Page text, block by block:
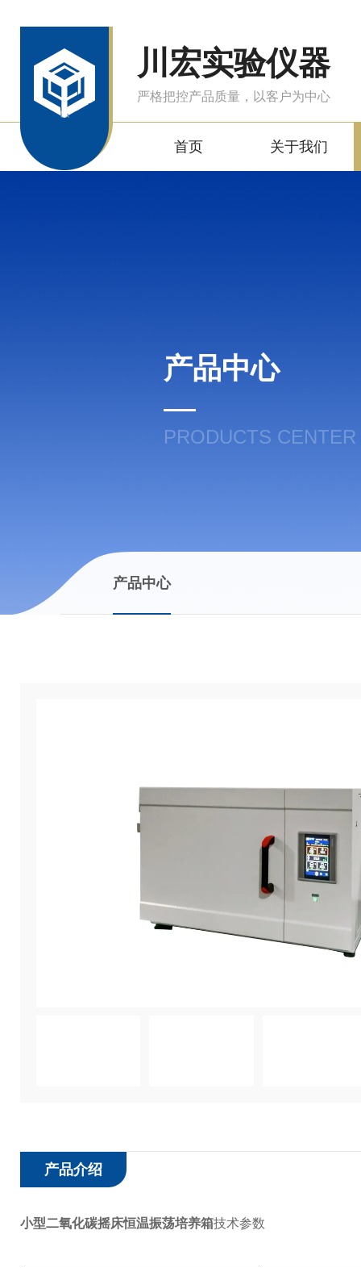
川宏实验仪器
严格把控产品质量，以客户为中心
首页 关于我们
产品中心
PRODUCTS CENTER
产品中心
产品介绍
小型二氧化碳摇床恒温振荡培养箱技术参数